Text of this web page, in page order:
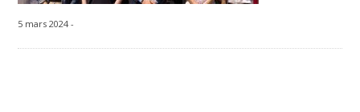
5 mars 2024 -